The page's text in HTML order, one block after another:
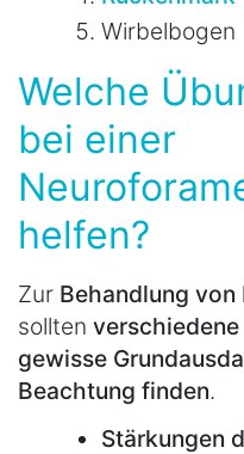
Wirbelbogen
Welche
bei einer
helfen?
Zur Behandlung
sollten
gewisse
Beachtung finden.
Stärkungen